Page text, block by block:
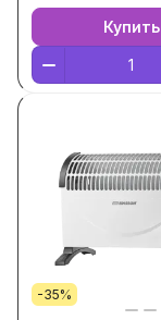
Купить
-35%